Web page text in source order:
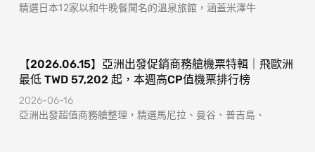
精選日本12家以和牛晚餐聞名的溫泉旅館，涵蓋米澤牛
【2026.06.15】亞洲出發促銷商務艙機票特輯｜飛歐洲
最低 TWD 57,202 起，本週高CP值機票排行榜
2026-06-16
亞洲出發超值商務艙整理，精選馬尼拉、曼谷、普吉島、